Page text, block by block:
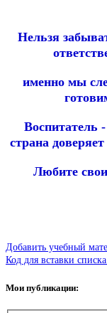
Нельзя
именно мы
Воспитатель
страна
Любите
Добавить учебный
Код для вставки
Мои публикации: